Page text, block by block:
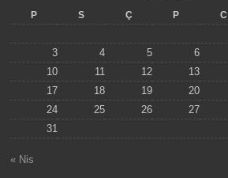
P S Ç P C
3
4 5 6
10
11 12 13
17
18 19 20
24
25 26 27
31
« Nis